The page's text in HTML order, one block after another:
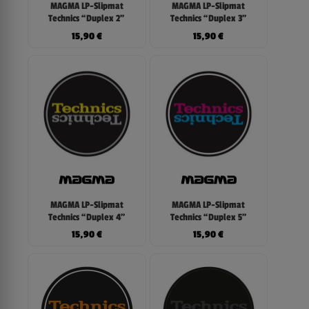
MAGMA LP-Slipmat
Technics “Duplex 2”
15,90€
MAGMA LP-Slipmat
Technics “Duplex 3”
15,90€
MAGMA LP-Slipmat
Technics “Duplex 4”
15,90€
MAGMA LP-Slipmat
Technics “Duplex 5”
15,90€